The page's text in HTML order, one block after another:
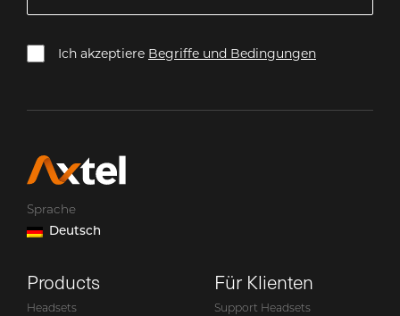
Ich akzeptiere Begriffe und Bedingungen
Sprache
Deutsch
Products
Headsets
Für Klienten
Support Headsets